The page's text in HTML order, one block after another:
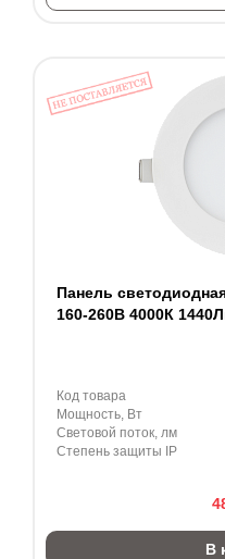
Панель
160-260В 4000К
Код товара
Мощность, Вт
Световой поток, лм
Степень защиты IP
В